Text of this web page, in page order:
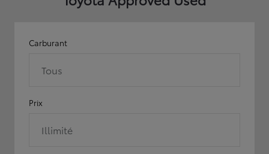
Carburant
Tous
Prix
Illimité